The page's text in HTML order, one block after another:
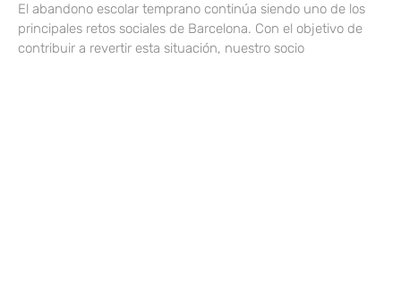
El abandono escolar temprano continúa siendo uno de los
principales retos sociales de Barcelona. Con el objetivo de
contribuir a revertir esta situación, nuestro socio